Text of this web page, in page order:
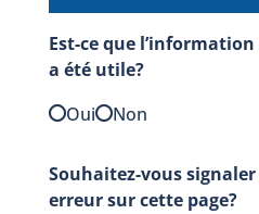
Est-ce que
a été utile?
Oui
Non
Souhaitez-vous
erreur sur cette page?